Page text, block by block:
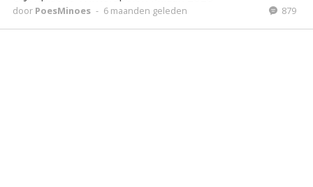
door PoesMinoes - 6 maanden geleden 879